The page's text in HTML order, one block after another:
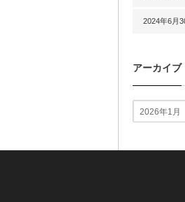
2024年6月
アーカイブ